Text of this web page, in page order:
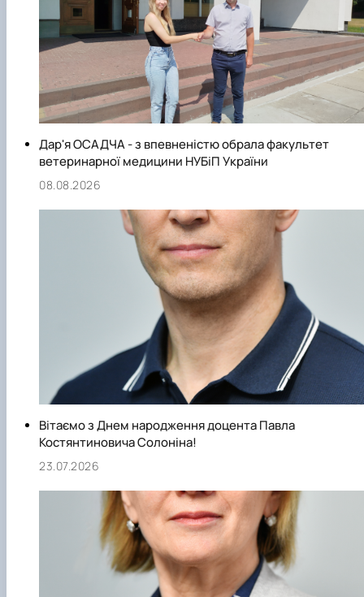
Дар'я ОСАДЧА - з впевненістю обрала факультет
ветеринарної медицини НУБіП України
08.08.2026
Вітаємо з Днем народження доцента Павла
Костянтиновича Солоніна!
23.07.2026